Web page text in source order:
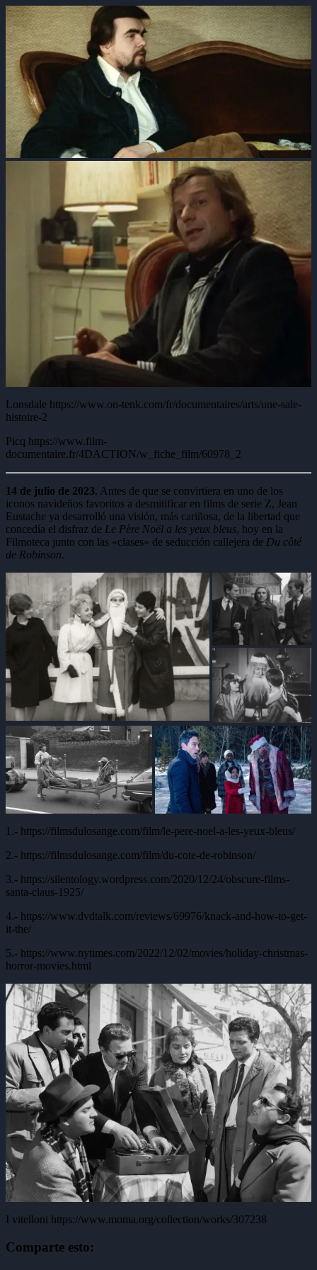
Lonsdale https://www.on-tenk.com/fr/documentaires/arts/une-sale-
histoire-2
Picq https://www.film-
documentaire.fr/4DACTION/w_fiche_film/60978_2
14 de julio de 2023. Antes de que se convirtiera en uno de los
iconos navideños favoritos a desmitificar en films de serie Z, Jean
Eustache ya desarrolló una visión, más cariñosa, de la libertad que
concedía el disfraz de Le Père Noël a les yeux bleus, hoy en la
Filmoteca junto con las «clases» de seducción callejera de Du côté
de Robinson.
1.- https://filmsdulosange.com/film/le-pere-noel-a-les-yeux-bleus/
2.- https://filmsdulosange.com/film/du-cote-de-robinson/
3.- https://silentology.wordpress.com/2020/12/24/obscure-films-
santa-claus-1925/
4.- https://www.dvdtalk.com/reviews/69976/knack-and-how-to-get-
it-the/
5.- https://www.nytimes.com/2022/12/02/movies/holiday-christmas-
horror-movies.html
I vitelloni https://www.moma.org/collection/works/307238
Comparte esto: